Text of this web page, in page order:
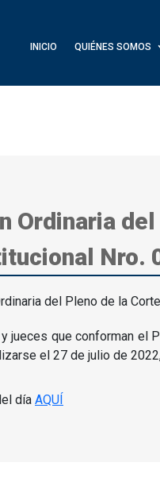
INICIO QUIÉNES SOMOS
Ordinaria
Nro.
jueces que conforman el
el 27 de julio de
día AQUÍ